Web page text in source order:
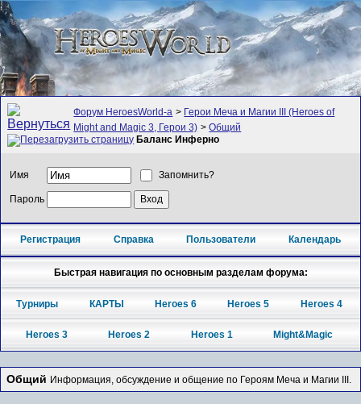
Форум HeroesWorld-а > Герои Меча и Магии III (Heroes of
Might and Magic 3, Герои 3) >Общий
Баланс Инферно
Имя Запомнить?
Пароль
Регистрация Справка Пользователи Календарь
Быстрая навигация по основным разделам форума:
Турниры КАРТЫ Heroes 6 Heroes 5 Heroes 4
Heroes 3 Heroes 2 Heroes 1 Might&Magic
Общий Информация, обсуждение и общение по Героям Меча и Магии III.